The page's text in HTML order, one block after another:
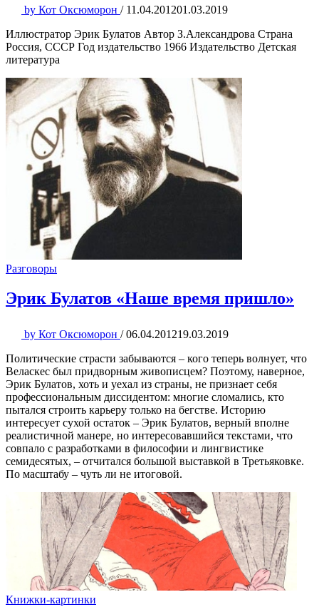
by Кот Оксюморон / 11.04.201201.03.2019
Иллюстратор Эрик Булатов Автор З.Александрова Страна
Россия, СССР Год издательство 1966 Издательство Детская
литература
Разговоры
Эрик Булатов «Наше время пришло»
by Кот Оксюморон / 06.04.201219.03.2019
Политические страсти забываются – кого теперь волнует, что
Веласкес был придворным живописцем? Поэтому, наверное,
Эрик Булатов, хоть и уехал из страны, не признает себя
профессиональным диссидентом: многие сломались, кто
пытался строить карьеру только на бегстве. Историю
интересует сухой остаток – Эрик Булатов, верный вполне
реалистичной манере, но интересовавшийся текстами, что
совпало с разработками в философии и лингвистике
семидесятых, – отчитался большой выставкой в Третьяковке.
По масштабу – чуть ли не итоговой.
Книжки-картинки